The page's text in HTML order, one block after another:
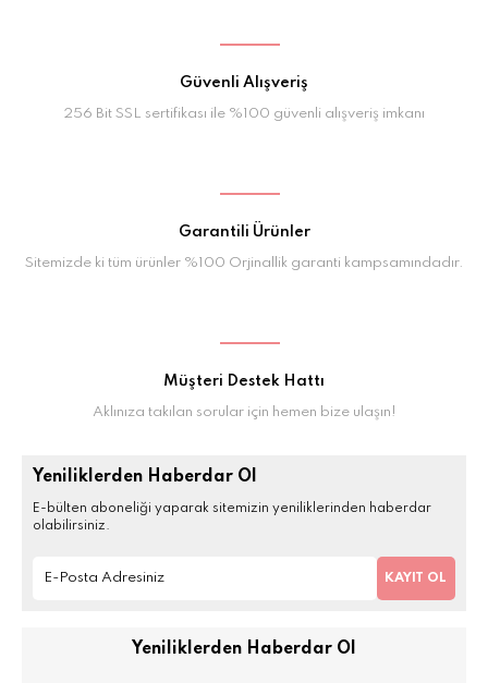
Güvenli Alışveriş
256 Bit SSL sertifikası ile %100 güvenli alışveriş imkanı
Garantili Ürünler
Sitemizde ki tüm ürünler %100 Orjinallik garanti kampsamındadır.
Müşteri Destek Hattı
Aklınıza takılan sorular için hemen bize ulaşın!
Yeniliklerden Haberdar Ol
E-bülten aboneliği yaparak sitemizin yeniliklerinden haberdar
olabilirsiniz.
KAYIT OL
Yeniliklerden Haberdar Ol